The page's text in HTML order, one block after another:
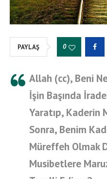
PAYLAŞ 0
Allah (cc), Beni
İşin Başında
Yaratıp, Kaderin
Sonra, Benim
Müreffeh Olmak
Musibetlere